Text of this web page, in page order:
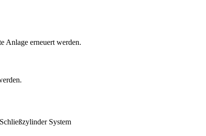
Anlage erneuert werden.
Schließzylinder System